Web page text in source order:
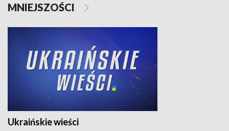
MNIEJSZOŚCI
Ukraińskie wieści